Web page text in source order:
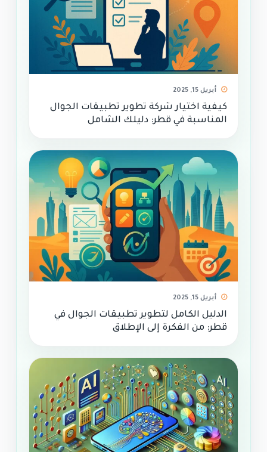
أبريل 15, 2025
كيفية اختيار شركة تطوير تطبيقات الجوال
المناسبة في قطر: دليلك الشامل
أبريل 15, 2025
الدليل الكامل لتطوير تطبيقات الجوال في
قطر: من الفكرة إلى الإطلاق